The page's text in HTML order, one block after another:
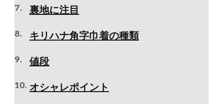
裏地に注目
キリハナ角字巾着の種類
値段
オシャレポイント